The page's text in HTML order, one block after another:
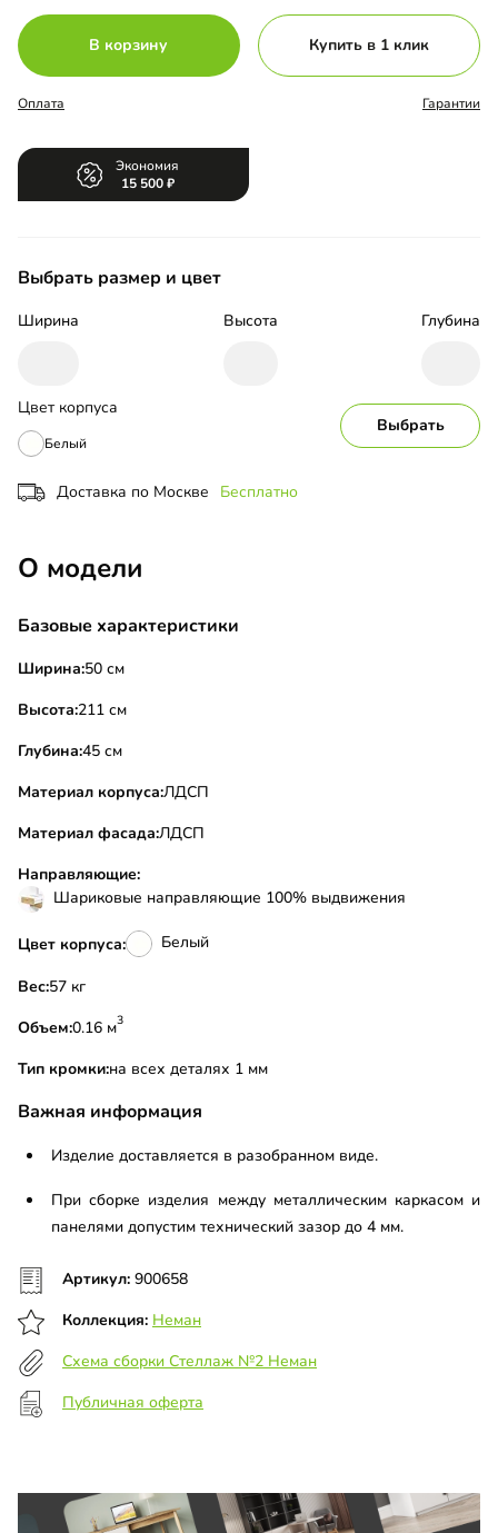
В корзину Купить в 1 клик
Оплата Гарантии
Экономия
15 500
Выбрать размер и цвет
Ширина Высота Глубина
Цвет корпуса
Белый
Выбрать
Доставка по Москве Бесплатно
О модели
Базовые характеристики
Ширина:50 см
Высота:211 см
Глубина:45 см
Материал корпуса:ЛДСП
Материал фасада:ЛДСП
Направляющие:
Шариковые направляющие 100% выдвижения
Цвет корпуса: Белый
Вес:
57 кг
Объем:
0.16 м3
Тип кромки:на всех деталях 1 мм
Важная информация
Изделие доставляется в разобранном виде.
При сборке изделия между металлическим каркасом и
панелями допустим технический зазор до 4 мм.
Артикул: 900658
Коллекция: Неман
Схема сборки Стеллаж №2 Неман
Публичная оферта